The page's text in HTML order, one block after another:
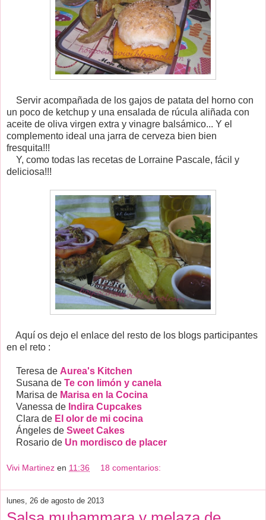
Servir acompañada de los gajos de patata del horno con
un poco de ketchup y una ensalada de rúcula aliñada con
aceite de oliva virgen extra y vinagre balsámico... Y el
complemento ideal una jarra de cerveza bien bien
fresquita!!!
Y, como todas las recetas de Lorraine Pascale, fácil y
deliciosa!!!
Aquí os dejo el enlace del resto de los blogs participantes
en el reto :
Teresa de Aurea's Kitchen
Susana de Te con limón y canela
Marisa de Marisa en la Cocina
Vanessa de Indira Cupcakes
Clara de El olor de mi cocina
Ángeles de Sweet Cakes
Rosario de Un mordisco de placer
Vivi Martinez en 11:36 18 comentarios:
lunes, 26 de agosto de 2013